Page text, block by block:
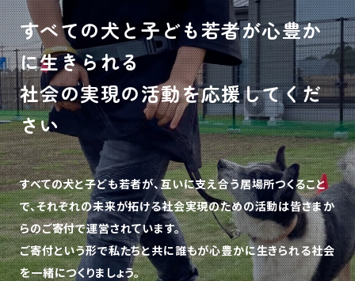
すべての犬と子ども若者が心豊か
に生きられる
社会の実現の活動を応援してくだ
さい
すべての犬と子ども若者が、互いに支え合う居場所つくること
で、それぞれの未来が拓ける社会実現のための活動は皆さまか
らのご寄付で運営されています。
ご寄付という形で私たちと共に誰もが心豊かに生きられる社会
を一緒につくりましょう。